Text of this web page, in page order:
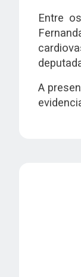
Entre
A